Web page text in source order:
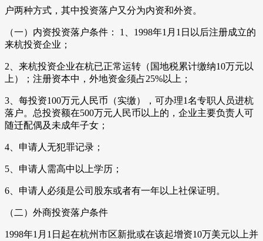
户两种方式，其中投资落户又分为内资和外资。
（一）内资投资落户条件： 1、1998年1月1日以后注册成立的
来杭投资企业；
2、来杭投资企业在杭已正常运转（国地税累计缴纳10万元以
上）；注册资本中，外地资金须占25%以上；
3、每投资100万元人民币（实缴），可办理1名专职人员进杭
落户。总投资额在500万元人民币以上的，企业主要负责人可
随迁配偶及未成年子女；
4、申请人无犯罪记录；
5、申请人需高中以上学历；
6、申请人必须是公司股东或者有一年以上社保证明。
（二）外商投资落户条件
1998年1月1日起在杭州市区新批或在该起增资10万美元以上并